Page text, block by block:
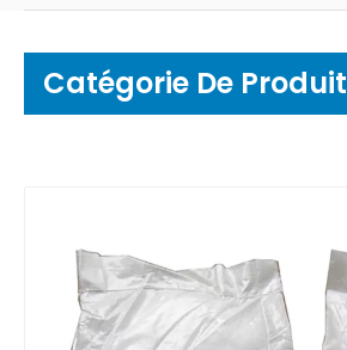
Catégorie De Produit